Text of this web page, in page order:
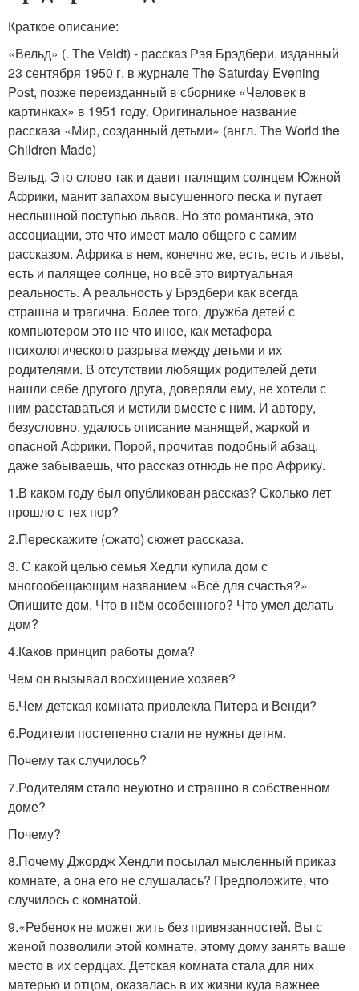
Краткое описание:
«Вельд» (. The Veldt) - рассказ Рэя Брэдбери, изданный
23 сентября 1950 г. в журнале The Saturday Evening
Post, позже переизданный в сборнике «Человек в
картинках» в 1951 году. Оригинальное название
рассказа «Мир, созданный детьми» (англ. The World the
Children Made)
Вельд. Это слово так и давит палящим солнцем Южной
Африки, манит запахом высушенного песка и пугает
неслышной поступью львов. Но это романтика, это
ассоциации, это что имеет мало общего с самим
рассказом. Африка в нем, конечно же, есть, есть и львы,
есть и палящее солнце, но всё это виртуальная
реальность. А реальность у Брэдбери как всегда
страшна и трагична. Более того, дружба детей с
компьютером это не что иное, как метафора
психологического разрыва между детьми и их
родителями. В отсутствии любящих родителей дети
нашли себе другого друга, доверяли ему, не хотели с
ним расставаться и мстили вместе с ним. И автору,
безусловно, удалось описание манящей, жаркой и
опасной Африки. Порой, прочитав подобный абзац,
даже забываешь, что рассказ отнюдь не про Африку.
1.В каком году был опубликован рассказ? Сколько лет
прошло с тех пор?
2.Перескажите (сжато) сюжет рассказа.
3. С какой целью семья Хедли купила дом с
многообещающим названием «Всё для счастья?»
Опишите дом. Что в нём особенного? Что умел делать
дом?
4.Каков принцип работы дома?
Чем он вызывал восхищение хозяев?
5.Чем детская комната привлекла Питера и Венди?
6.Родители постепенно стали не нужны детям.
Почему так случилось?
7.Родителям стало неуютно и страшно в собственном
доме?
Почему?
8.Почему Джордж Хендли посылал мысленный приказ
комнате, а она его не слушалась? Предположите, что
случилось с комнатой.
9.«Ребенок не может жить без привязанностей. Вы с
женой позволили этой комнате, этому дому занять ваше
место в их сердцах. Детская комната стала для них
матерью и отцом, оказалась в их жизни куда важнее